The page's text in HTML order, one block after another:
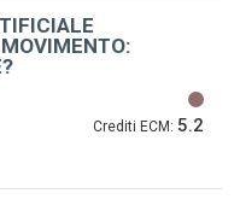
Crediti ECM: 5.2